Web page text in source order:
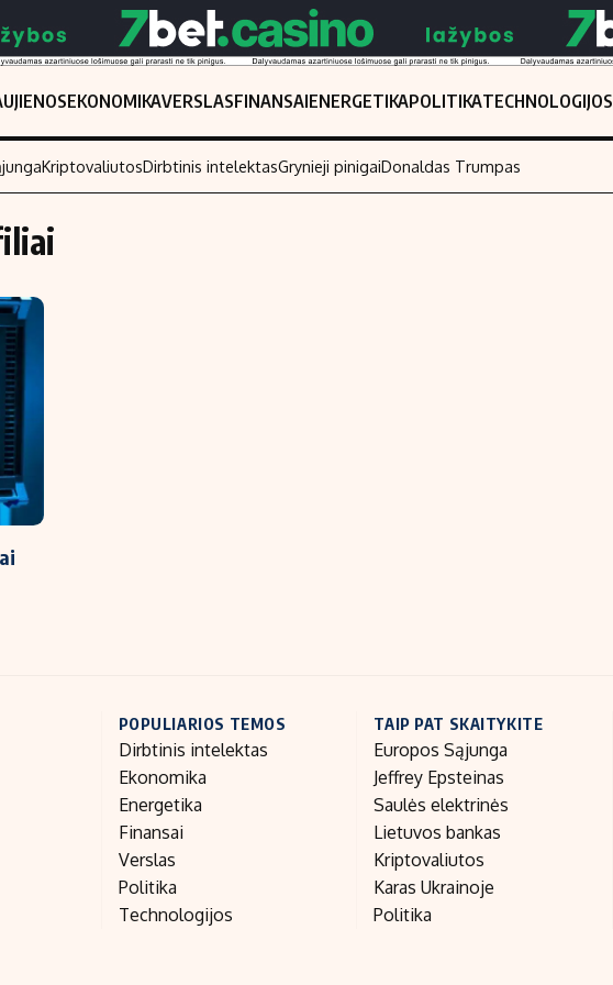
EKONOMIKAVERSLASFINANSAIENERGETIKAPOLITIKATECHNOLOGIJOS
KriptovaliutosDirbtinis intelektasGrynieji pinigaiDonaldas Trumpas
POPULIARIOS TEMOS
Dirbtinis intelektas
Ekonomika
Energetika
Finansai
Verslas
Politika
Technologijos
TAIP PAT SKAITYKITE
Europos Sąjunga
Jeffrey Epsteinas
Saulės elektrinės
Lietuvos bankas
Kriptovaliutos
Karas Ukrainoje
Politika